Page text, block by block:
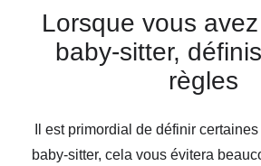
Lorsque vous
baby-sitter,
règles
Il est primordial de définir
baby-sitter, cela vous évitera